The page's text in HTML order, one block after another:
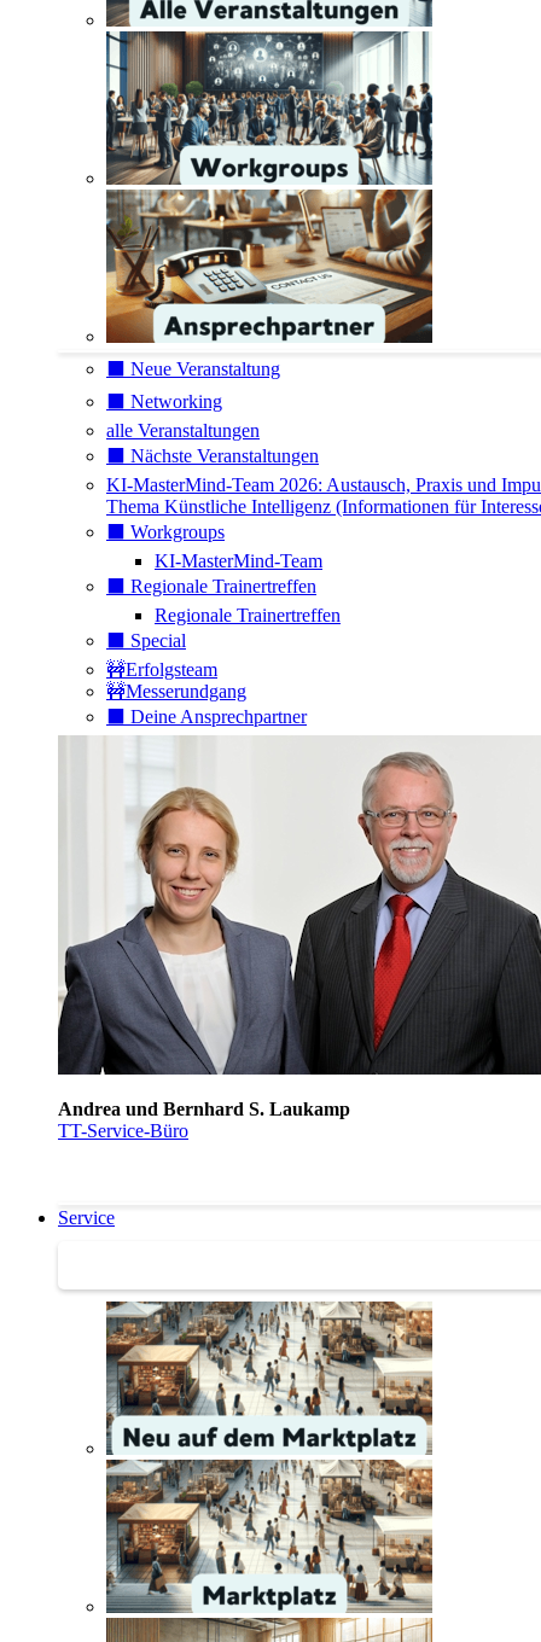
⬛️ Neue Veranstaltung
⬛️ Networking
alle Veranstaltungen
⬛️ Nächste Veranstaltungen
KI-MasterMind-Team 2026: Austausch, Praxis und
Thema Künstliche Intelligenz (Informationen für
⬛️ Workgroups
KI-MasterMind-Team
⬛️ Regionale Trainertreffen
Regionale Trainertreffen
⬛️ Special
🚧Erfolgsteam
🚧Messerundgang
⬛️ Deine Ansprechpartner
Andrea und Bernhard S. Laukamp
TT-Service-Büro
Service